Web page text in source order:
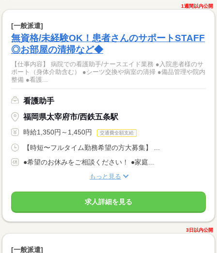
1週間以内公開
[一般派遣]
無資格/未経験OK！患者さんのサポートSTAFF
◎お部屋の清掃など◆
【仕事内容】 病院での看護助手/ナースエイド業務 ●入院患者様のサ
ポート（身体介助含む） ●シーツ交換や病室の清掃 ●備品管理や院内
整備 ●看護...
看護助手
福岡県太宰府市/西鉄五条駅
時給1,350円～1,450円 交通費全額支給
【時短〜フルタイム勤務希望の方大募集】 ...
●希望のお休みをご相談ください！ ●家庭...
もっと見る
求人詳細を見る
3日以内公開
[一般派遣]